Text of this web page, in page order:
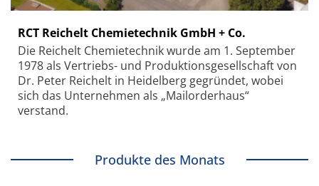
RCT Reichelt Chemietechnik GmbH + Co.
Die Reichelt Chemietechnik wurde am 1. September
1978 als Vertriebs- und Produktionsgesellschaft von
Dr. Peter Reichelt in Heidelberg gegründet, wobei
sich das Unternehmen als „Mailorderhaus“
verstand.
Produkte des Monats